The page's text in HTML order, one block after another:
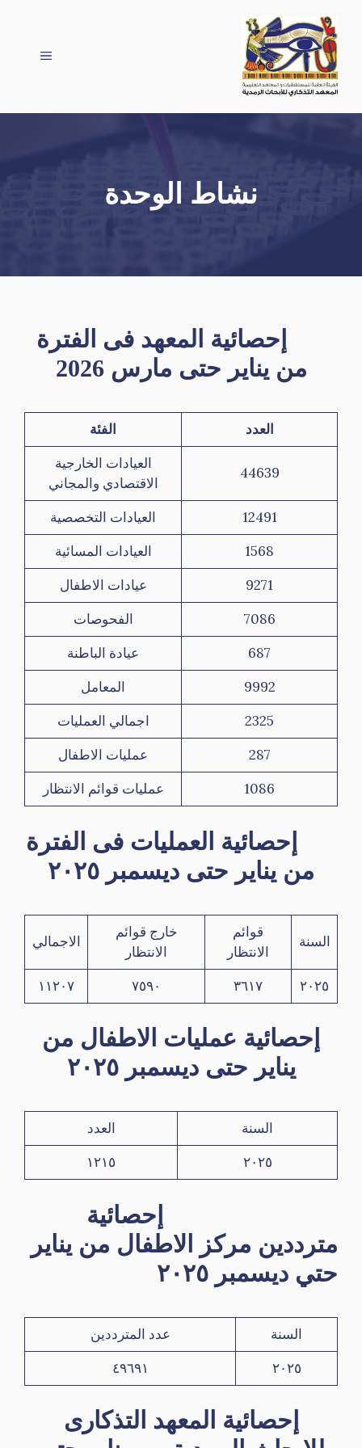
القائمة
نشاط الوحدة
إحصائية المعهد فى الفترة
من يناير حتى مارس 2026
العدد الفئة
44639
العيادات الخارجية
الاقتصادي والمجاني
12491
العيادات التخصصية
1568
العيادات المسائية
9271
عيادات الاطفال
7086
الفحوصات
عيادة الباطنة
9992
المعامل
2325
اجمالي العمليات
عمليات الاطفال
1086
عمليات قوائم الانتظار
إحصائية العمليات فى الفترة
من يناير حتى ديسمبر ٢٠٢٥
السنة
قوائم
الانتظار
خارج قوائم
الانتظار
الاجمالي
٢٠٢٥ ٣٦١٧ ٧٥٩٠ ١١٢٠٧
إحصائية عمليات الاطفال من
يناير حتى ديسمبر ٢٠٢٥
السنة
العدد
٢٠٢٥
١٢١٥
إحصائية
مترددين مركز الاطفال من يناير
حتي ديسمبر ٢٠٢٥
السنة
عدد المترددين
٢٠٢٥
٤٩٦٩١
إحصائية المعهد التذكارى